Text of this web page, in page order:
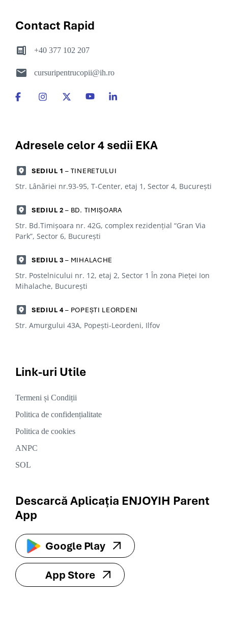
Contact Rapid
+40 377 102 207
cursuripentrucopii@ih.ro
Adresele celor 4 sedii EKA
SEDIUL 1 – TINERETULUI
Str. Lânăriei nr.93-95, T-Center, etaj 1, Sector 4, Bucureşti
SEDIUL 2 – BD. TIMIȘOARA
Str. Bd.Timișoara nr. 42G, complex rezidențial “Gran Via
Park”, Sector 6, Bucureşti
SEDIUL 3 – MIHALACHE
Str. Postelnicului nr. 12, etaj 2, Sector 1 În zona Pieței Ion
Mihalache, Bucureşti
SEDIUL 4– POPEȘTI LEORDENI
Str. Amurgului 43A, Popești-Leordeni, Ilfov
Link-uri Utile
Termeni și Condiții
Politica de confidențialitate
Politica de cookies
ANPC
SOL
Descarcă Aplicația ENJOYIH Parent
App
Google Play
App Store